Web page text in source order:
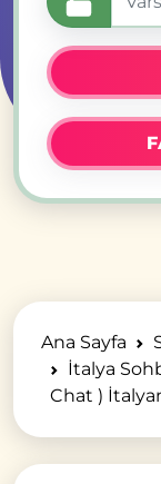
Ana Sayfa
İtalya
Chat )